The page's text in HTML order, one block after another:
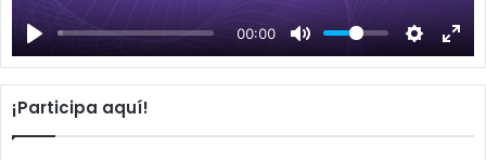
00:00
a
y
¡Participa aquí!